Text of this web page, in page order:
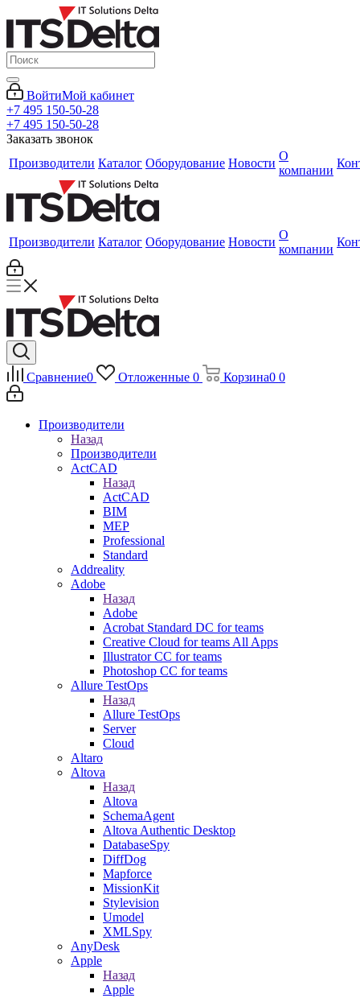
ВойтиМой кабинет
+7 495 150-50-28
+7 495 150-50-28
Заказать звонок
Производители Каталог Оборудование Новости
О
компании
Производители Каталог Оборудование Новости
О
компании
Сравнение0 Отложенные 0 Корзина0 0
Производители
Назад
Производители
ActCAD
Назад
ActCAD
BIM
MEP
Professional
Standard
Addreality
Adobe
Назад
Adobe
Acrobat Standard DC for teams
Creative Cloud for teams All Apps
Illustrator CC for teams
Photoshop CC for teams
Allure TestOps
Назад
Allure TestOps
Server
Cloud
Altaro
Altova
Назад
Altova
SchemaAgent
Altova Authentic Desktop
DatabaseSpy
DiffDog
Mapforce
MissionKit
Stylevision
Umodel
XMLSpy
AnyDesk
Apple
Назад
Apple